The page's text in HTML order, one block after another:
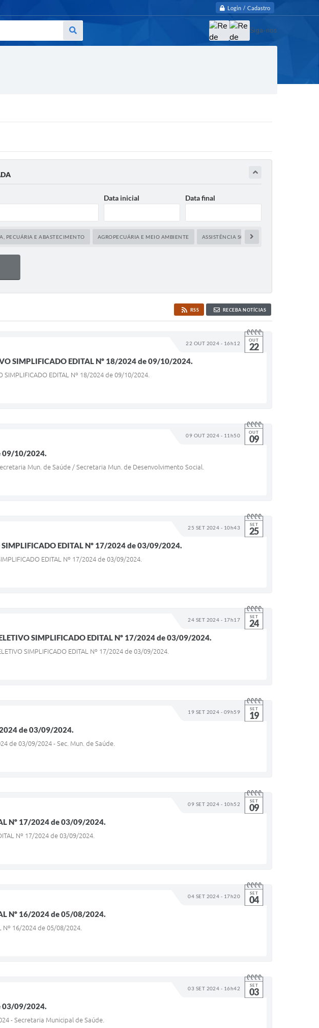
Login / Cadastro
Siga-nos
Data inicial Data final
PECUÁRIA E ABASTECIMENTO AGROPECUÁRIA E MEIO AMBIENTE ASSISTÊNCIA SOCIAL
RSS RECEBA NOTÍCIAS
22 OUT 2024 - 16h12 OUT
22
SIMPLIFICADO EDITAL Nº 18/2024 de 09/10/2024.
SIMPLIFICADO EDITAL Nº 18/2024 de 09/10/2024.
09 OUT 2024 - 11h50 OUT
09
09/10/2024.
Mun. de Saúde / Secretaria Mun. de Desenvolvimento Social.
25 SET 2024 - 10h43 SET
25
SIMPLIFICADO EDITAL Nº 17/2024 de 03/09/2024.
EDITAL Nº 17/2024 de 03/09/2024.
24 SET 2024 - 17h17 SET
24
SIMPLIFICADO EDITAL Nº 17/2024 de 03/09/2024.
SIMPLIFICADO EDITAL Nº 17/2024 de 03/09/2024.
19 SET 2024 - 09h59 SET
19
2024 de 03/09/2024.
de 03/09/2024 - Sec. Mun. de Saúde.
09 SET 2024 - 10h52 SET
09
Nº 17/2024 de 03/09/2024.
Nº 17/2024 de 03/09/2024.
04 SET 2024 - 17h20 SET
04
Nº 16/2024 de 05/08/2024.
Nº 16/2024 de 05/08/2024.
03 SET 2024 - 16h42 SET
03
03/09/2024.
- Secretaria Municipal de Saúde.